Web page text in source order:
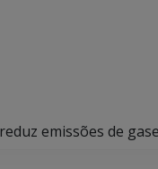
emissões de